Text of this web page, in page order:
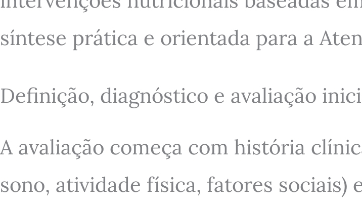
síntese prática e orientada para a
Definição, diagnóstico e avaliação
A avaliação começa com história
sono, atividade física, fatores sociais)